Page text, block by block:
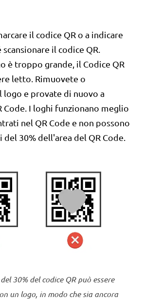
il codice QR o a indicare
il codice QR.
è troppo grande, il Codice QR
letto. Rimuovete o
e provate di nuovo a
Code. I loghi funzionano meglio
nel QR Code e non possono
del 30% dell'area del QR Code.
30% del codice QR può essere
un logo, in modo che sia ancora